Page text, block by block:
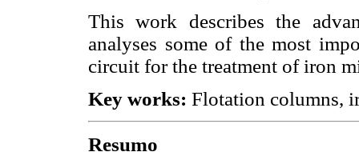
This work describes the
analyses some of the most
circuit for the treatment of iron
Key works: Flotation columns,
Resumo